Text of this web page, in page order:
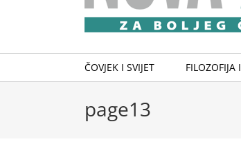
ČOVJEK I SVIJET FILOZOFIJA
page13